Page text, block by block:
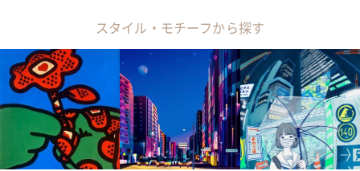
スタイル・モチーフから探す